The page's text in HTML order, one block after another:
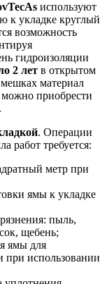
используют
к укладке круглый
возможность
гидроизоляции
2 лет в открытом
материал
можно приобрести
. Операции
работ требуется:
метр при
ямы к укладке
пыль,
щебень;
ямы для
при использовании